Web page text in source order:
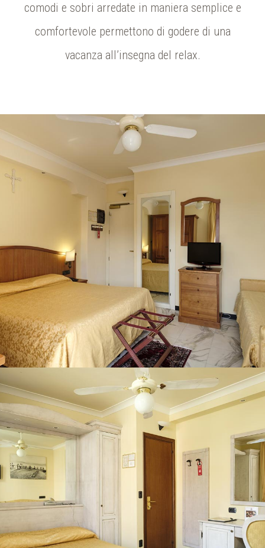
comodi e sobri arredate in maniera semplice e
comfortevole permettono di godere di una
vacanza all’insegna del relax.